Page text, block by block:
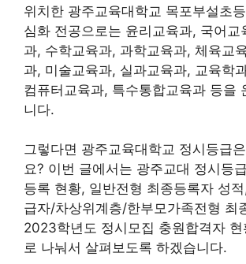
위치한 광주교육대학교 목포부설초
심화 전공으로는 윤리교육과, 국어교
과, 수학교육과, 과학교육과, 체육교
과, 미술교육과, 실과교육과, 교육학
컴퓨터교육과, 특수통합교육과 등을
니다.
그렇다면 광주교육대학교 정시등급
요? 이번 글에서는 광주교대 정시등
등록 현황, 일반전형 최종등록자 성
급자/차상위계층/한부모가족전형 최
2023학년도 정시모집 충원합격자
로 나눠서 살펴보도록 하겠습니다.